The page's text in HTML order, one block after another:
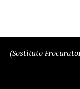
(Sostituto